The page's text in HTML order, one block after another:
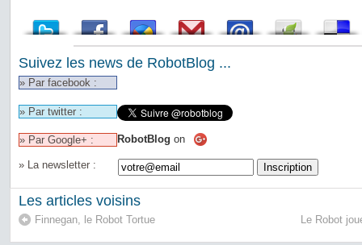
Suivez les news de RobotBlog ...
» Par facebook :
» Par twitter :
» Par Google+ : RobotBlog on
» La newsletter :
Les articles voisins
Finnegan, le Robot Tortue Le Robot